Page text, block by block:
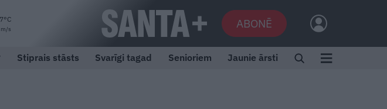
s ABONĒ
Stiprais stāsts Svarīgi tagad Senioriem Jaunie ārsti